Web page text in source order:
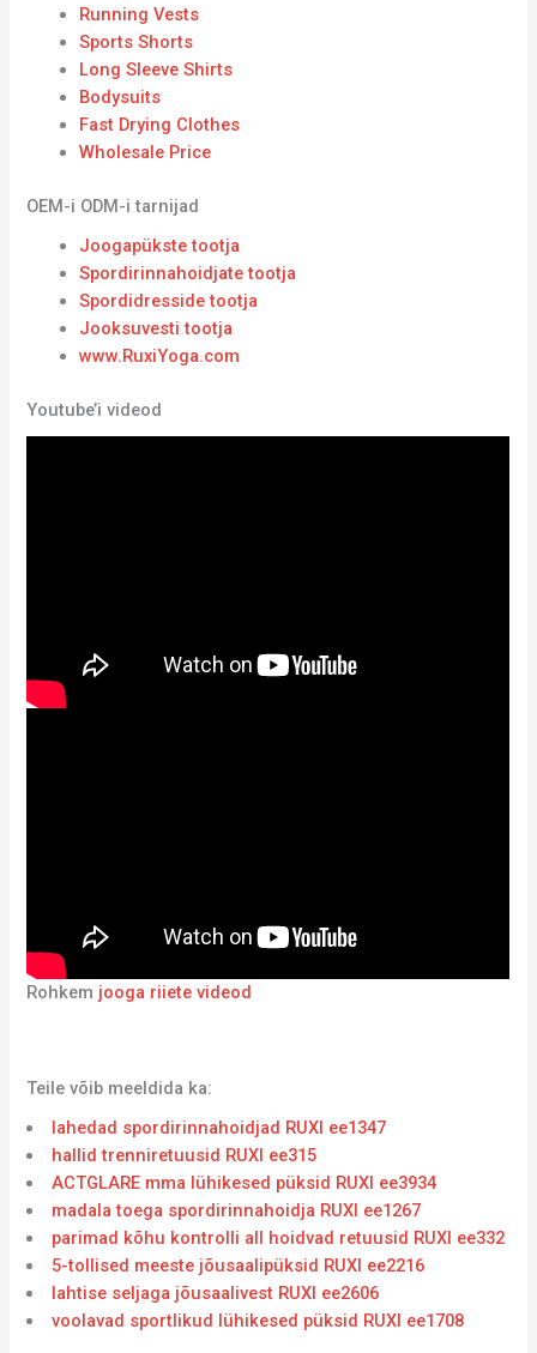
Running Vests
Sports Shorts
Long Sleeve Shirts
Bodysuits
Fast Drying Clothes
Wholesale Price
OEM-i ODM-i tarnijad
Joogapükste tootja
Spordirinnahoidjate tootja
Spordidresside tootja
Jooksuvesti tootja
www.RuxiYoga.com
Youtube’i videod
Rohkem jooga riiete videod
Teile võib meeldida ka:
lahedad spordirinnahoidjad RUXI ee1347
hallid trenniretuusid RUXI ee315
ACTGLARE mma lühikesed püksid RUXI ee3934
madala toega spordirinnahoidja RUXI ee1267
parimad kõhu kontrolli all hoidvad retuusid RUXI ee332
5-tollised meeste jõusaalipüksid RUXI ee2216
lahtise seljaga jõusaalivest RUXI ee2606
voolavad sportlikud lühikesed püksid RUXI ee1708